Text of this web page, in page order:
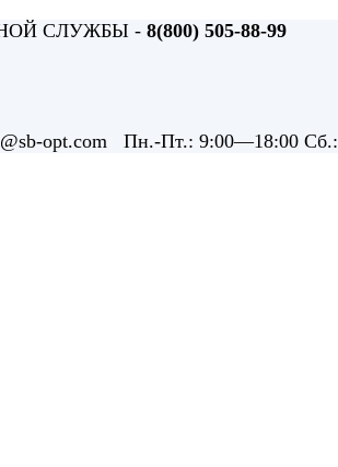
СЛУЖБЫ - 8(800) 505-88-99
opt.com Пн.-Пт.: 9:00—18:00